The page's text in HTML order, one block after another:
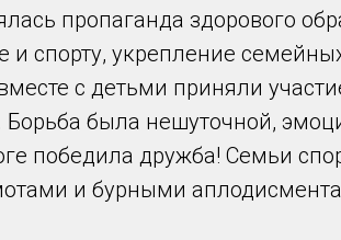
пропаганда здорового
и спорту, укрепление
с детьми приняли
Борьба была нешуточной,
победила дружба! Семьи
и бурными